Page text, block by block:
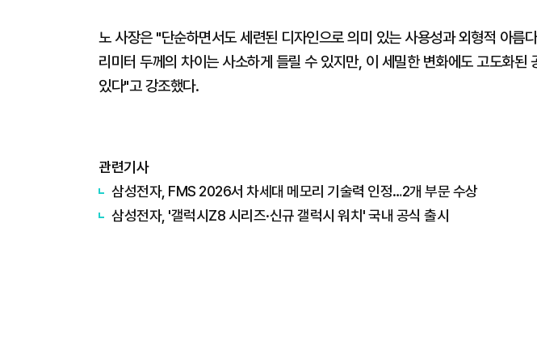
노 사장은 "단순하면서도 세련된 디자인으로 의미 있는 사용성과 외형적 아름
리미터 두께의 차이는 사소하게 들릴 수 있지만, 이 세밀한 변화에도 고도화된
있다"고 강조했다.
관련기사
삼성전자, FMS 2026서 차세대 메모리 기술력 인정…2개 부문 수상
삼성전자, '갤럭시Z8 시리즈·신규 갤럭시 워치' 국내 공식 출시